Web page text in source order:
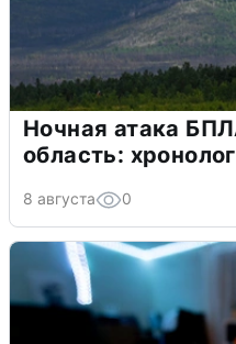
Ночная атака
область:
8 августа 0